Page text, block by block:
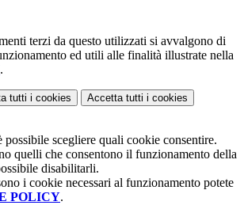
terzi da questo utilizzati si avvalgono di
ed utili alle finalità illustrate nella
.
tutti i cookies Accetta tutti i cookies
possibile scegliere quali cookie consentire.
quelli che consentono il funzionamento della
disabilitarli.
i cookie necessari al funzionamento potete
POLICY.